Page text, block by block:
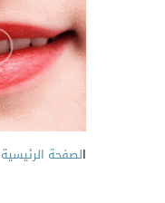
الصفحة الرئيسية